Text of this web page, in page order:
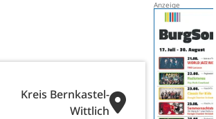
Kreis Bernkastel-
Wittlich